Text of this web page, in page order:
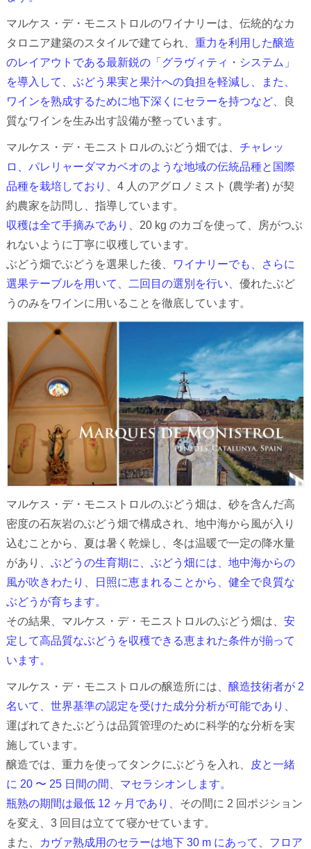
マルケス・デ・モニストロルのワイナリーは、伝統的なカ
タロニア建築のスタイルで建てられ、 重力を利用した醸造
のレイアウトである最新鋭の「グラヴィティ・システム」
を導入して、ぶどう果実と果汁への負担を軽減し、また、
ワインを熟成するために地下深くにセラーを持つなど、
良
質なワインを生み出す設備が整っています。
マルケス・デ・モニストロルのぶどう畑では、 チャレッ
ロ、パレリャーダマカベオのような地域の伝統品種と国際
品種を栽培しており、 4 人のアグロノミスト (農学者) が契
約農家を訪問し、指導しています。
収穫は全て手摘みであり、 20 kg のカゴを使って、房がつぶ
れないように丁寧に収穫しています。
ぶどう畑でぶどうを選果した後、
ワイナリーでも、さらに
選果テーブルを用いて、二回目の選別を行い、 優れたぶど
うのみをワインに用いることを徹底しています。
マルケス・デ・モニストロルのぶどう畑は、砂を含んだ高
密度の石灰岩のぶどう畑で構成され、地中海から風が入り
込むことから、夏は暑く乾燥し、冬は温暖で一定の降水量
があり、 ぶどうの生育期に、ぶどう畑には、地中海からの
風が吹きわたり、日照に恵まれることから、健全で良質な
ぶどうが育ちます。
その結果、マルケス・デ・モニストロルのぶどう畑は、 安
定して高品質なぶどうを収穫できる恵まれた条件が揃って
います。
マルケス・デ・モニストロルの醸造所には、 醸造技術者が 2
名いて、世界基準の認定を受けた成分分析が可能であり、
運ばれてきたぶどうは品質管理のために科学的な分析を実
施しています。
醸造では、重力を使ってタンクにぶどうを入れ、
皮と一緒
に 20 〜 25 日間の間、マセラシオンします。
瓶熟の期間は最低 12 ヶ月であり、 その間に 2 回ポジション
を変え、3 回目は立てて寝かせています。
また、
カヴァ熟成用のセラーは地下 30 m にあって、フロア